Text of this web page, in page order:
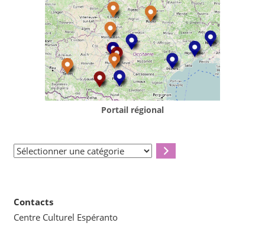
Portail régional
Sélectionner
Contacts
Centre Culturel Espéranto